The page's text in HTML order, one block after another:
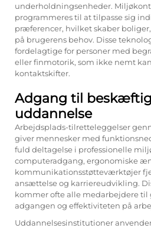
underholdningsenheder.
programmeres til at tilpasse sig
præferencer, hvilket skaber
på brugerens behov. Disse
fordelagtige for personer med
eller finmotorik, som ikke nemt
kontaktskifter.
Adgang til
uddannelse
Arbejdsplads-tilretteleggelser
giver mennesker med
fuld deltagelse i professionelle
computeradgang, ergonomiske
kommunikationsstøtteværktøjer
ansættelse og karriereudvikling.
kommer ofte alle medarbejdere til
adgangen og effektiviteten på
Uddannelsesinstitutioner